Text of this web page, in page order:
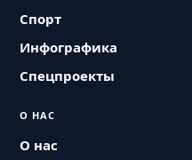
Спорт
Инфографика
Спецпроекты
О НАС
О нас